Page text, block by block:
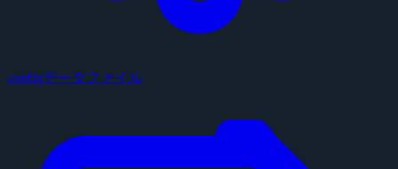
configデータファイル